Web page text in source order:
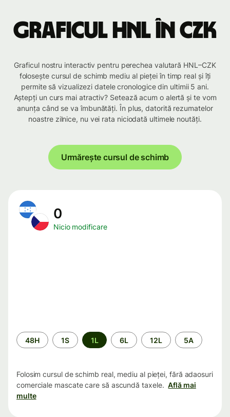
Graficul HNL în CZK
Graficul nostru interactiv pentru perechea valutară HNL–CZK
folosește cursul de schimb mediu al pieței în timp real și îți
permite să vizualizezi datele cronologice din ultimii 5 ani.
Aștepți un curs mai atractiv? Setează acum o alertă și te vom
anunța când se va îmbunătăți. În plus, datorită rezumatelor
noastre zilnice, nu vei rata niciodată ultimele noutăți.
Urmărește cursul de schimb
0
Nicio modificare
Perioada
48H 1S 1L 6L 12L 5A
Folosim cursul de schimb real, mediu al pieței, fără adaosuri
comerciale mascate care să ascundă taxele. Află mai
multe